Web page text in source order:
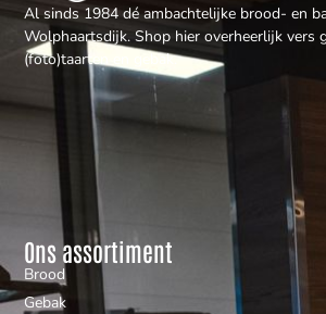
Al sinds 1984 dé ambachtelijke brood- en
Wolphaartsdijk. Shop hier overheerlijk vers
(foto)taarten en gebak.
Ons assortiment
Brood
Gebak